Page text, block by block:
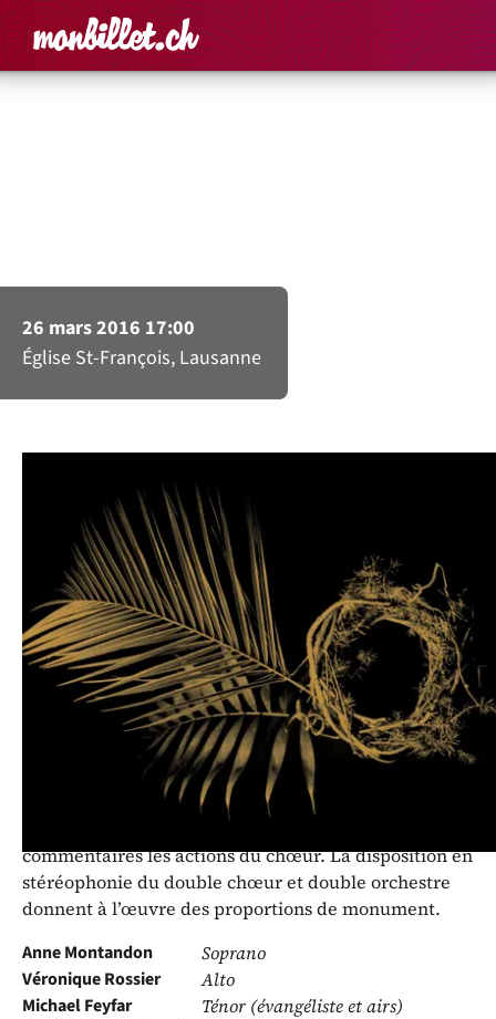
Accueil Rechercher un
Panier
26 mars 2016 17:00
Église St-François, Lausanne
Les Vocalistes Romands ont le
plaisir de vous inviter à écouter la
Passion selon Saint Matthieu de J.S.
Bach.
Matthäus-Passion, BWV 244
Le récit commence aux rameaux. L’œuvre durant
près de trois heures, le rythme de l’histoire est
comme dilaté. Les nombreux airs et les chorals
commentaires les actions du chœur. La disposition en
stéréophonie du double chœur et double orchestre
donnent à l’œuvre des proportions de monument.
Anne Montandon
Soprano
Véronique Rossier
Alto
Michael Feyfar
Ténor (évangéliste et airs)